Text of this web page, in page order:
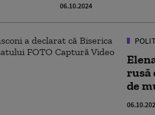
06.10.2024
rusă
de